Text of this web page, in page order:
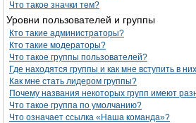
Что такое значки тем?
Уровни пользователей и группы
Кто такие администраторы?
Кто такие модераторы?
Что такое группы пользователей?
Где находятся группы и как мне вступить в
Как мне стать лидером группы?
Почему названия некоторых групп имеют
Что такое группа по умолчанию?
Что означает ссылка «Наша команда»?